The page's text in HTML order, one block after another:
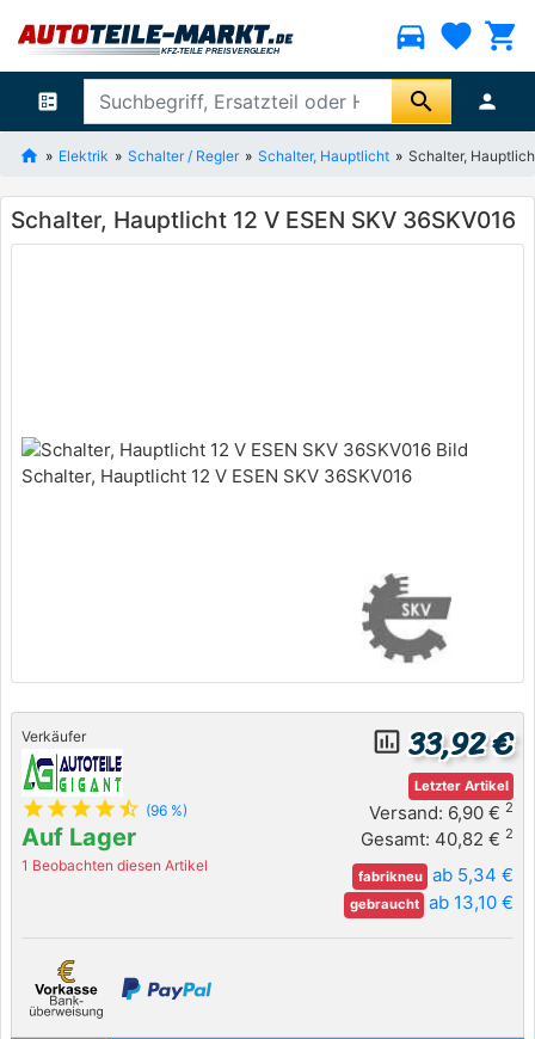
directions_car favorite shopping_cart
ballot search person
Elektrik Schalter / Regler Schalter, Hauptlicht Schalter,
Schalter, Hauptlicht 12 V ESEN SKV 36SKV016
Verkäufer
star star star star star_half (96 %)
Auf Lager
1 Beobachten diesen Artikel
insert_chart_outlined 33,92 €
Letzter Artikel
Versand: 6,90 € 2
Gesamt: 40,82 € 2
fabrikneu ab 5,34 €
gebraucht ab 13,10 €